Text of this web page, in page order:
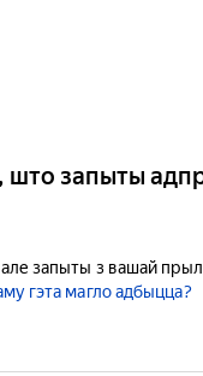
што запыты
запыты з вашай
гэта магло адбыцца?